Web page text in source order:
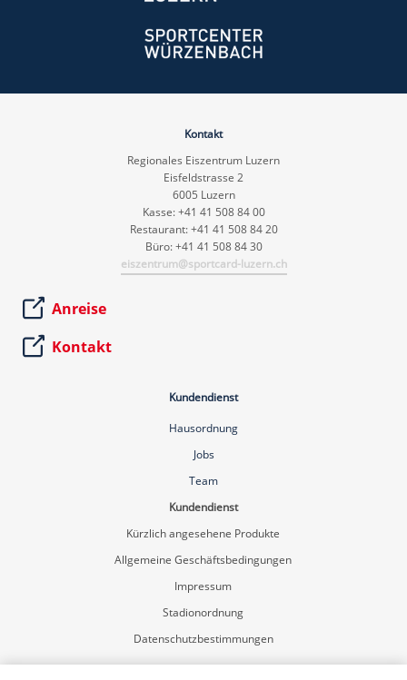
Kontakt
Regionales Eiszentrum Luzern
Eisfeldstrasse 2
6005 Luzern
Kasse: +41 41 508 84 00
Restaurant: +41 41 508 84 20
Büro: +41 41 508 84 30
eiszentrum@sportcard-luzern.ch
Anreise
Kontakt
Kundendienst
Hausordnung
Jobs
Team
Kundendienst
Kürzlich angesehene Produkte
Allgemeine Geschäftsbedingungen
Impressum
Stadionordnung
Datenschutzbestimmungen
Mein Konto